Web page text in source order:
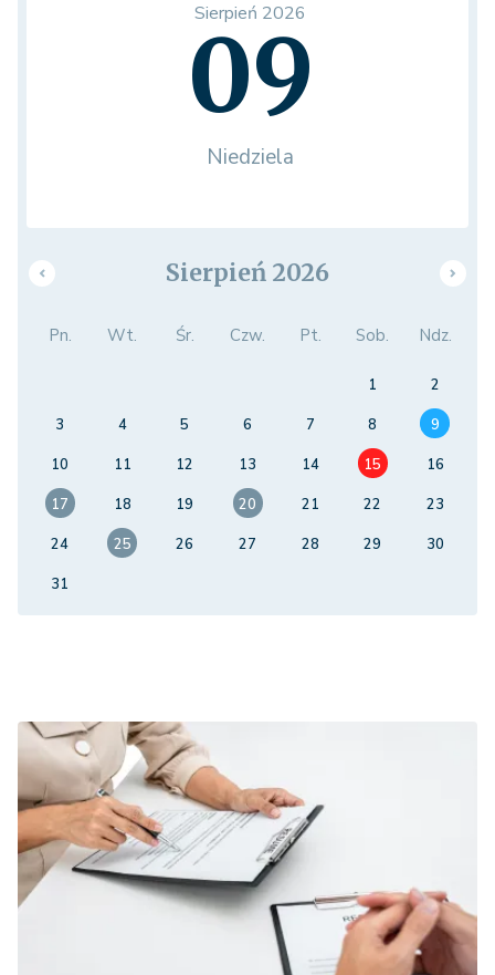
Sierpień 2026
09
Niedziela
Sierpień 2026
Pn. Wt. Śr. Czw. Pt. Sob. Ndz.
1
2
3
4 5 6 7 8
9
10
11 12 13 14 15
16
17
18 19 20 21 22
23
24
25 26 27 28 29
30
31